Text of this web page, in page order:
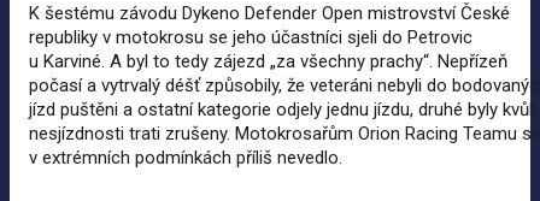
K šestému závodu Dykeno Defender Open mistrovství České
republiky v motokrosu se jeho účastníci sjeli do Petrovic
u Karviné. A byl to tedy zájezd „za všechny prachy“. Nepřízeň
počasí a vytrvalý déšť způsobily, že veteráni nebyli do
jízd puštěni a ostatní kategorie odjely jednu jízdu, druhé byly kvůli
nesjízdnosti trati zrušeny. Motokrosařům Orion Racing Teamu se
v extrémních podmínkách příliš nevedlo.